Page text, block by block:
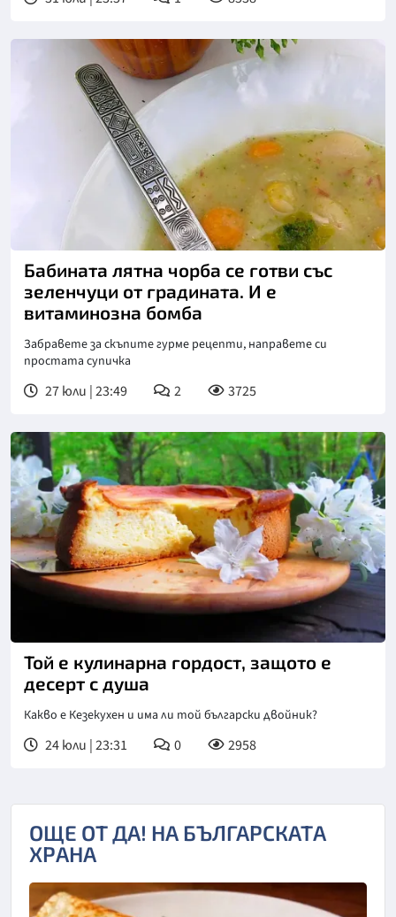
Бабината лятна чорба се готви със
зеленчуци от градината. И е
витаминозна бомба
Забравете за скъпите гурме рецепти, направете си
простата супичка
27 юли | 23:49 2 3725
Той е кулинарна гордост, защото е
десерт с душа
Какво е Кезекухен и има ли той български двойник?
24 юли | 23:31 0 2958
ОЩЕ ОТ ДА! НА БЪЛГАРСКАТА
ХРАНА